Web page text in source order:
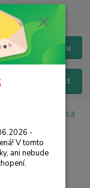
Menu
Hledat
Prodlužovací kabely a
-
V tomto
ani nebude